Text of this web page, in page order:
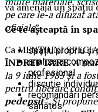
pe care le-a difuzat
oficiale”.
Ca MENȚIUNI
ÎNDREPTARE.A
la 9 iulie 1985 și a
pentru liberare
pedepsit”. Și
va amenaja un
Ce te așteaptă în
spațiu propriu și
analiza a
profesional
discuție
recomandări
sănătos